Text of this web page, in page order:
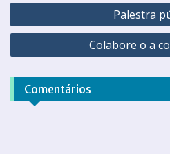
Palestra
Colabore o a
Comentários